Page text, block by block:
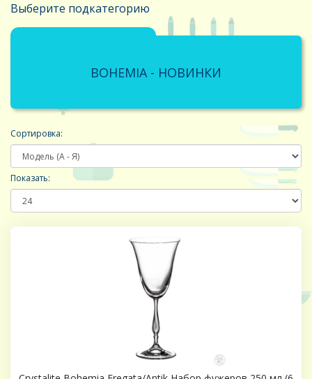
Выберите подкатегорию
BOHEMIA - НОВИНКИ
Сортировка:
Показать: